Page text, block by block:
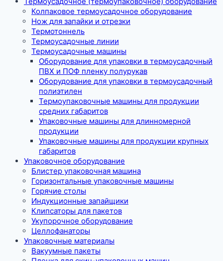
Колпаковое термоусадочное оборудование
Нож для запайки и отрезки
Термотоннель
Термоусадочные линии
Термоусадочные машины
Оборудование для упаковки в термоусадочный
ПВХ и ПОФ пленку полурукав
Оборудование для упаковки в термоусадочный
полиэтилен
Термоупаковочные машины для продукции
средних габаритов
Упаковочные машины для длинномерной
продукции
Упаковочные машины для продукции крупных
габаритов
Упаковочное оборудование
Блистер упаковочная машина
Горизонтальные упаковочные машины
Горячие столы
Индукционные запайщики
Клипсаторы для пакетов
Укупорочное оборудование
Целлофанаторы
Упаковочные материалы
Вакуумные пакеты